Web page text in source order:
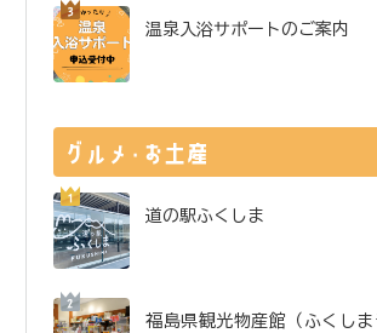
温泉入浴サポートのご案内
道の駅ふくしま
福島県観光物産館（ふくしま